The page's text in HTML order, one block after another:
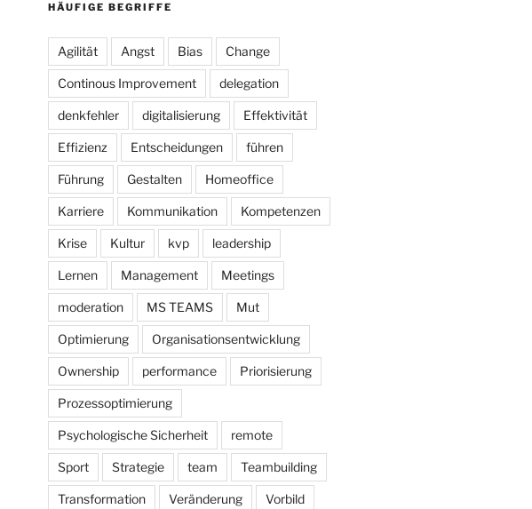
HÄUFIGE BEGRIFFE
Agilität Angst Bias Change
Continous Improvement delegation
denkfehler digitalisierung Effektivität
Effizienz Entscheidungen führen
Führung Gestalten Homeoffice
Karriere Kommunikation Kompetenzen
Krise Kultur kvp leadership
Lernen Management Meetings
moderation MS TEAMS Mut
Optimierung Organisationsentwicklung
Ownership performance Priorisierung
Prozessoptimierung
Psychologische Sicherheit remote
Sport Strategie team Teambuilding
Transformation Veränderung Vorbild